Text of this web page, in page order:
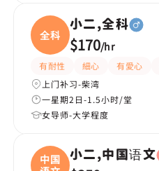
全科
小二,全科
$170/hr
有耐性 細心 有愛心
上门补习-柴湾
一星期2日-1.5小时/堂
女导师-大学程度
中国
小二,中国语文